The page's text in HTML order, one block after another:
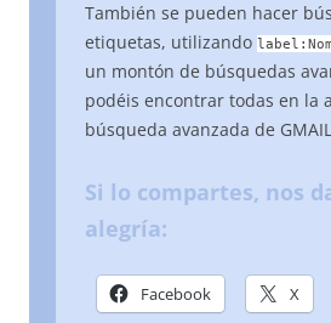
También se pueden hacer
etiquetas, utilizando
un montón de búsquedas
podéis encontrar todas en la
búsqueda avanzada de GMAIL
Si lo compartes, nos
alegría:
Facebook X